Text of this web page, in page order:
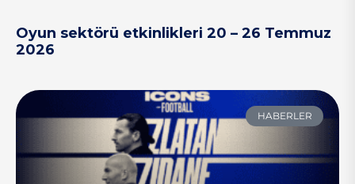
Oyun sektörü etkinlikleri 20 – 26 Temmuz
2026
HABERLER